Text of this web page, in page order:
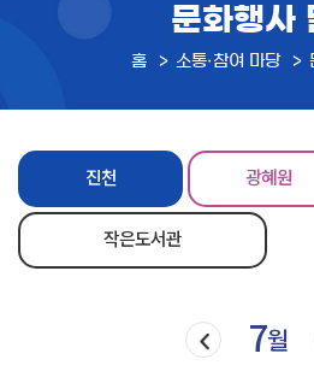
문화행사
홈 소통·참여 마당
진천 광혜원
작은도서관
7
월